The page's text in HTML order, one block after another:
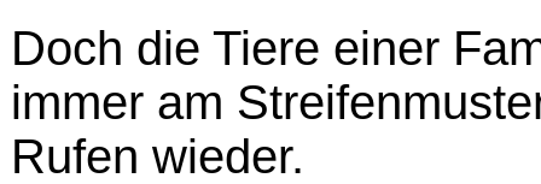
Doch die Tiere einer
immer am
Rufen wieder.